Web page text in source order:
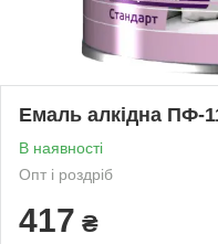
Емаль алкідна ПФ-
В наявності
Опт і роздріб
417 ₴